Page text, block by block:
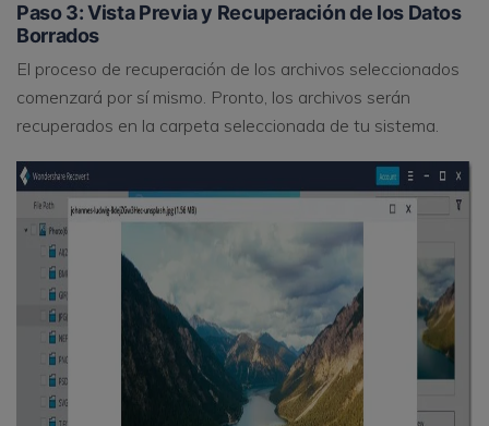
Paso 3: Vista Previa y Recuperación de los Datos
Borrados
El proceso de recuperación de los archivos seleccionados
comenzará por sí mismo. Pronto, los archivos serán
recuperados en la carpeta seleccionada de tu sistema.